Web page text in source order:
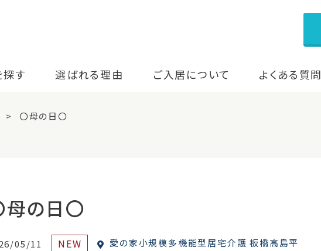
す 選ばれる理由 ご入居について よくある質問
〇母の日〇
母の日〇
05/11 NEW 愛の家小規模多機能型居宅介護 板橋高島平